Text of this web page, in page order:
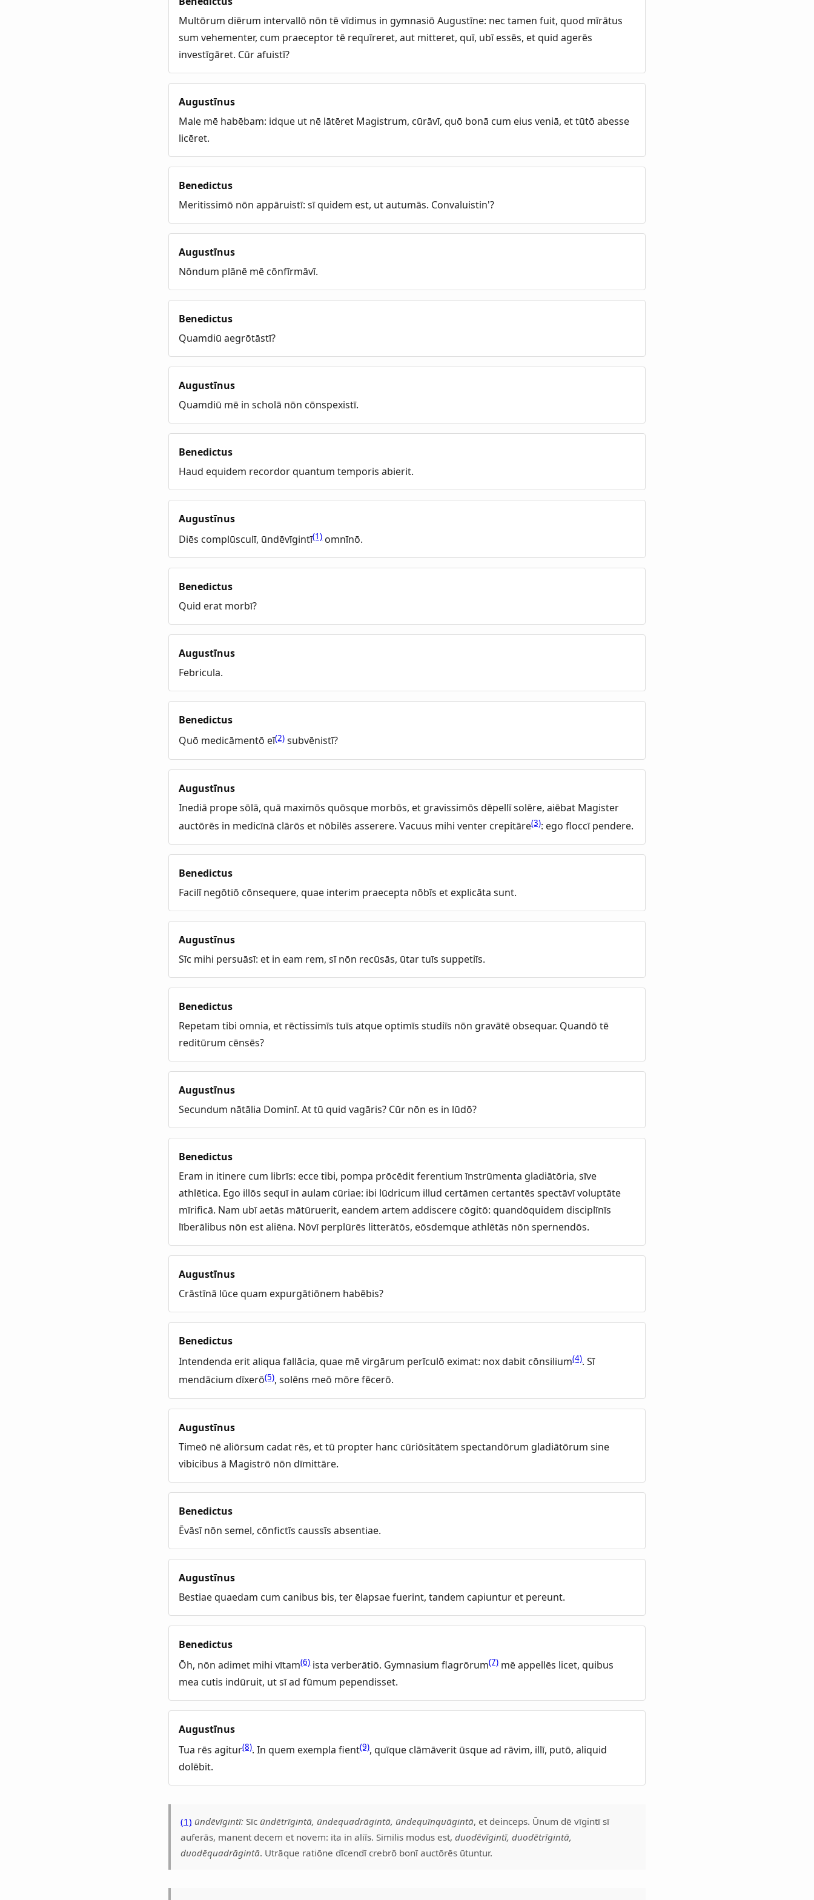
Multōrum diērum intervallō nōn tē vīdimus in gymnasiō Augustīne: nec tamen fuit, quod mīrātus
sum vehementer, cum praeceptor tē requīreret, aut mitteret, quī, ubī essēs, et quid agerēs
investīgāret. Cūr afuistī?
Augustīnus
Male mē habēbam: idque ut nē lātēret Magistrum, cūrāvī, quō bonā cum eius veniā, et tūtō abesse
licēret.
Benedictus
Meritissimō nōn appāruistī: sī quidem est, ut autumās. Convaluistin'?
Augustīnus
Nōndum plānē mē cōnfīrmāvī.
Benedictus
Quamdiū aegrōtāstī?
Augustīnus
Quamdiū mē in scholā nōn cōnspexistī.
Benedictus
Haud equidem recordor quantum temporis abierit.
Augustīnus
Diēs complūsculī, ūndēvīgintī(1)omnīnō.
Benedictus
Quid erat morbī?
Augustīnus
Febricula.
Benedictus
Quō medicāmentō eī(2)subvēnistī?
Augustīnus
Inediā prope sōlā, quā maximōs quōsque morbōs, et gravissimōs dēpellī solēre, aiēbat Magister
auctōrēs in medicīnā clārōs et nōbilēs asserere. Vacuus mihi venter crepitāre(3): ego floccī pendere.
Benedictus
Facilī negōtiō cōnsequere, quae interim praecepta nōbīs et explicāta sunt.
Augustīnus
Sīc mihi persuāsī: et in eam rem, sī nōn recūsās, ūtar tuīs suppetiīs.
Benedictus
Repetam tibi omnia, et rēctissimīs tuīs atque optimīs studiīs nōn gravātē obsequar. Quandō tē
reditūrum cēnsēs?
Augustīnus
Secundum nātālia Dominī. At tū quid vagāris? Cūr nōn es in lūdō?
Benedictus
Eram in itinere cum librīs: ecce tibi, pompa prōcēdit ferentium īnstrūmenta gladiātōria, sīve
athlētica. Ego illōs sequī in aulam cūriae: ibi lūdricum illud certāmen certantēs spectāvī voluptāte
mīrificā. Nam ubī aetās mātūruerit, eandem artem addiscere cōgitō: quandōquidem disciplīnīs
līberālibus nōn est aliēna. Nōvī perplūrēs litterātōs, eōsdemque athlētās nōn spernendōs.
Augustīnus
Crāstīnā lūce quam expurgātiōnem habēbis?
Benedictus
Intendenda erit aliqua fallācia, quae mē virgārum perīculō eximat: nox dabit cōnsilium(4). Sī
mendācium dīxerō(5), solēns meō mōre fēcerō.
Augustīnus
Timeō nē aliōrsum cadat rēs, et tū propter hanc cūriōsitātem spectandōrum gladiātōrum sine
vibicibus ā Magistrō nōn dīmittāre.
Benedictus
Ēvāsī nōn semel, cōnfictīs caussīs absentiae.
Augustīnus
Bestiae quaedam cum canibus bis, ter ēlapsae fuerint, tandem capiuntur et pereunt.
Benedictus
Ōh, nōn adimet mihi vītam(6)ista verberātiō. Gymnasium flagrōrum(7)mē appellēs licet, quibus
mea cutis indūruit, ut sī ad fūmum pependisset.
Augustīnus
Tua rēs agitur(8). In quem exempla fient(9), quīque clāmāverit ūsque ad rāvim, illī, putō, aliquid
dolēbit.
(1) ūndēvīgintī:Sīc ūndētrīgintā, ūndequadrāgintā, ūndequīnquāgintā, et deinceps. Ūnum dē vīgintī sī
auferās, manent decem et novem: ita in aliīs. Similis modus est, duodēvīgintī, duodētrīgintā,
duodēquadrāgintā. Utrāque ratiōne dīcendī crebrō bonī auctōrēs ūtuntur.